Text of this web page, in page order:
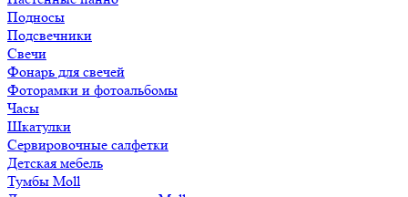
Подносы
Подсвечники
Свечи
Фонарь для свечей
Фоторамки и фотоальбомы
Часы
Шкатулки
Сервировочные салфетки
Детская мебель
Тумбы Moll